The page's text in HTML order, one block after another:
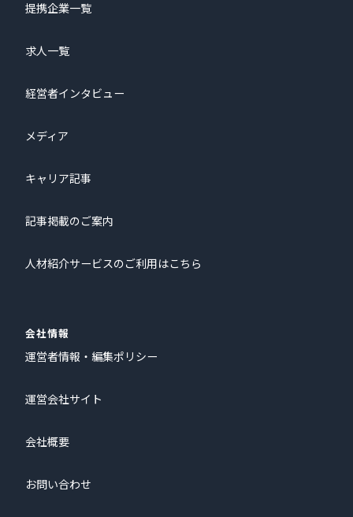
提携企業一覧
求人一覧
経営者インタビュー
メディア
キャリア記事
記事掲載のご案内
人材紹介サービスのご利用はこちら
会社情報
運営者情報・編集ポリシー
運営会社サイト
会社概要
お問い合わせ